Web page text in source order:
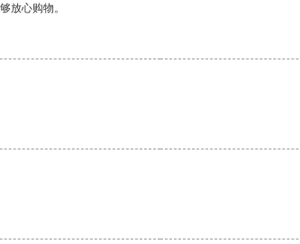
放心购物。